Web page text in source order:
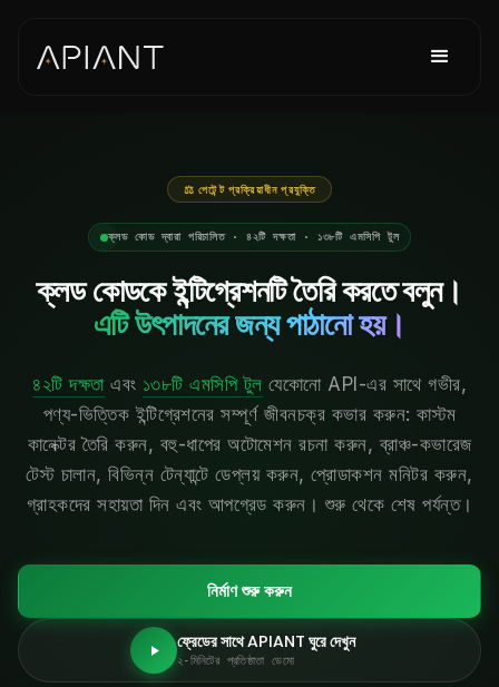
⚖ পেটেন্ট প্রক্রিয়াধীন প্রযুক্তি
ক্লড কোড দ্বারা পরিচালিত · ৪২টি দক্ষতা · ১৩৮টি এমসিপি টুল
ক্লড কোডকে ইন্টিগ্রেশনটি তৈরি করতে বলুন।
এটি উৎপাদনের জন্য পাঠানো হয়।
৪২টি দক্ষতা এবং ১৩৮টি এমসিপি টুল যেকোনো API-এর সাথে গভীর,
পণ্য-ভিত্তিক ইন্টিগ্রেশনের সম্পূর্ণ জীবনচক্র কভার করুন: কাস্টম
কানেক্টর তৈরি করুন, বহু-ধাপের অটোমেশন রচনা করুন, ব্রাঞ্চ-কভারেজ
টেস্ট চালান, বিভিন্ন টেন্যান্টে ডেপ্লয় করুন, প্রোডাকশন মনিটর করুন,
গ্রাহকদের সহায়তা দিন এবং আপগ্রেড করুন। শুরু থেকে শেষ পর্যন্ত।
নির্মাণ শুরু করুন
ফ্রেডের সাথে APIANT ঘুরে দেখুন
২-মিনিটের প্রতিষ্ঠাতা ডেমো